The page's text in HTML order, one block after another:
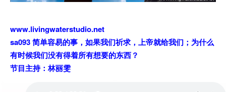
www.livingwaterstudio.net
sa093 简单容易的事，如果我们祈求，上帝就给我们；为什么
有时候我们没有得着所有想要的东西？
节目主持：林丽雯